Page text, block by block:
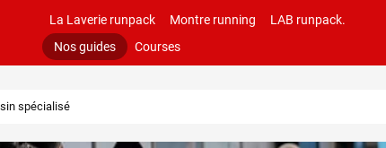
La Laverie runpack Montre running
LAB runpack.
Nos guides
Courses
spécialisé